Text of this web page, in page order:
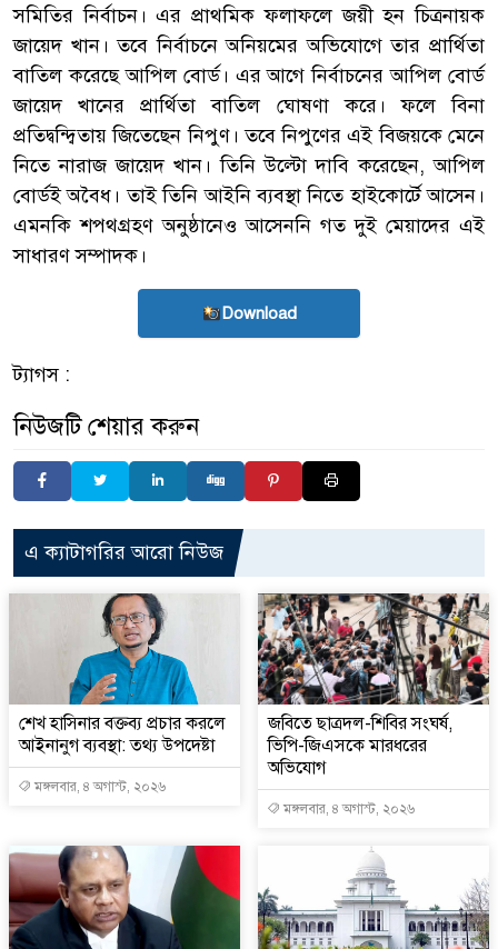
সমিতির নির্বাচন। এর প্রাথমিক ফলাফলে জয়ী হন চিত্রনায়ক
জায়েদ খান। তবে নির্বাচনে অনিয়মের অভিযোগে তার প্রার্থিতা
বাতিল করেছে আপিল বোর্ড। এর আগে নির্বাচনের আপিল বোর্ড
জায়েদ খানের প্রার্থিতা বাতিল ঘোষণা করে। ফলে বিনা
প্রতিদ্বন্দ্বিতায় জিতেছেন নিপুণ। তবে নিপুণের এই বিজয়কে মেনে
নিতে নারাজ জায়েদ খান। তিনি উল্টো দাবি করেছেন, আপিল
বোর্ডই অবৈধ। তাই তিনি আইনি ব্যবস্থা নিতে হাইকোর্টে আসেন।
এমনকি শপথগ্রহণ অনুষ্ঠানেও আসেননি গত দুই মেয়াদের এই
সাধারণ সম্পাদক।
Download
ট্যাগস :
নিউজটি শেয়ার করুন
এ ক্যাটাগরির আরো নিউজ
শেখ হাসিনার বক্তব্য প্রচার করলে
আইনানুগ ব্যবস্থা: তথ্য উপদেষ্টা
মঙ্গলবার, ৪ অগাস্ট, ২০২৬
জবিতে ছাত্রদল-শিবির সংঘর্ষ,
ভিপি-জিএসকে মারধরের
অভিযোগ
মঙ্গলবার, ৪ অগাস্ট, ২০২৬